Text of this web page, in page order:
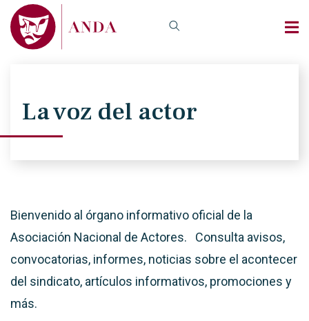
La voz del actor
Bienvenido al órgano informativo oficial de la
Asociación Nacional de Actores. Consulta avisos,
convocatorias, informes, noticias sobre el acontecer
del sindicato, artículos informativos, promociones y
más.